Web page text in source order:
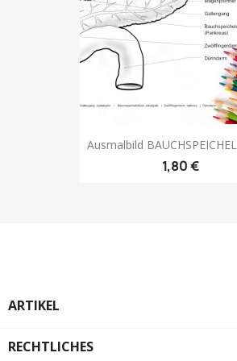
Ausmalbild
1,80 €
ARTIKEL
RECHTLICHES